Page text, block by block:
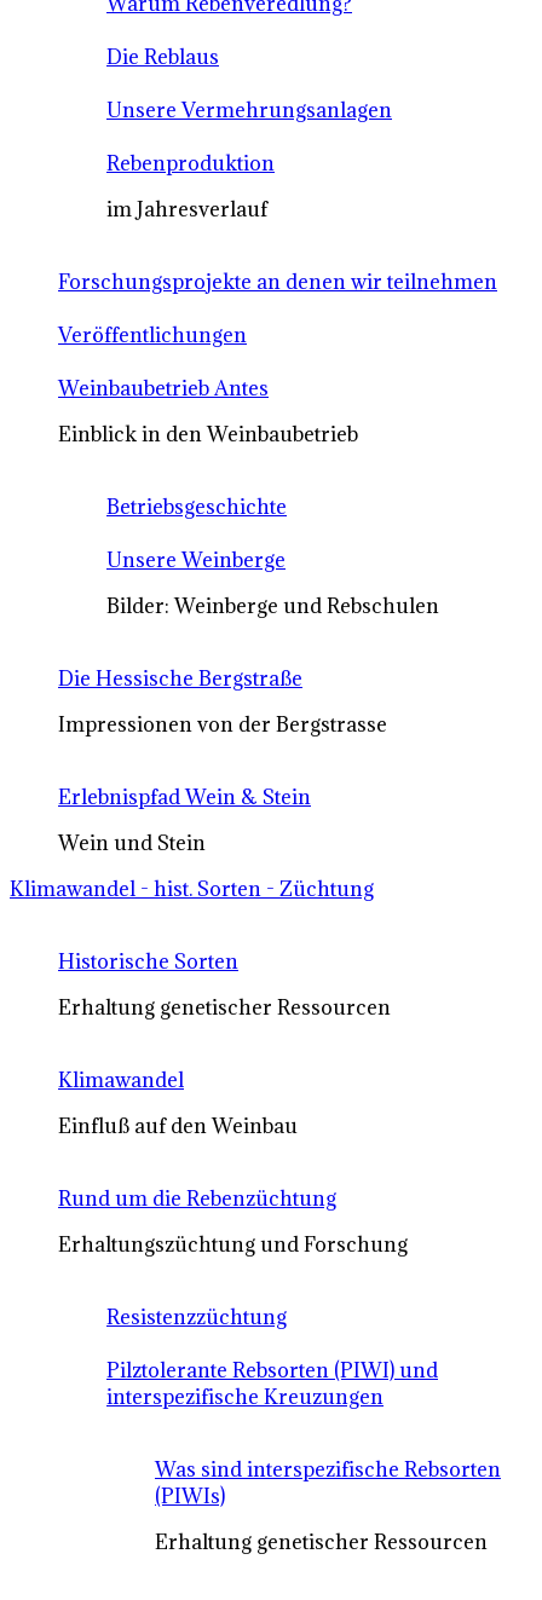
Die Reblaus
Unsere Vermehrungsanlagen
Rebenproduktion
im Jahresverlauf
Forschungsprojekte an denen wir teilnehmen
Veröffentlichungen
Weinbaubetrieb Antes
Einblick in den Weinbaubetrieb
Betriebsgeschichte
Unsere Weinberge
Bilder: Weinberge und Rebschulen
Die Hessische Bergstraße
Impressionen von der Bergstrasse
Erlebnispfad Wein & Stein
Wein und Stein
Klimawandel - hist. Sorten - Züchtung
Historische Sorten
Erhaltung genetischer Ressourcen
Klimawandel
Einfluß auf den Weinbau
Rund um die Rebenzüchtung
Erhaltungszüchtung und Forschung
Resistenzzüchtung
Pilztolerante Rebsorten (PIWI) und
interspezifische Kreuzungen
Was sind interspezifische Rebsorten
(PIWIs)
Erhaltung genetischer Ressourcen